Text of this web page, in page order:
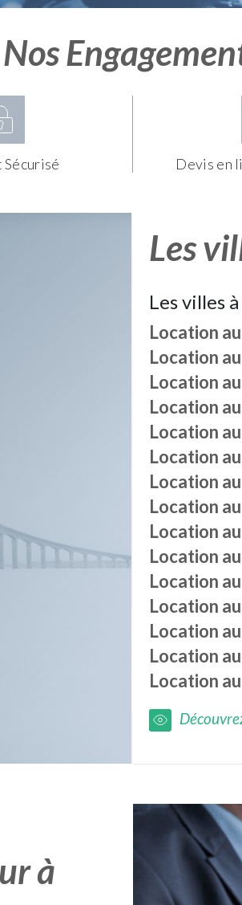
Nos
Sécurisé Devis en
Les
Les villes
Location
Location
Location
Location
Location
Location
Location
Location
Location
Location
Location
Location
Location
Location
Location
à